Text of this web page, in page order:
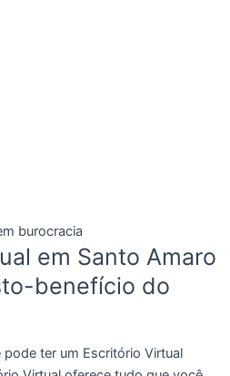
burocracia
em Santo Amaro
benefício do
ter um Escritório Virtual